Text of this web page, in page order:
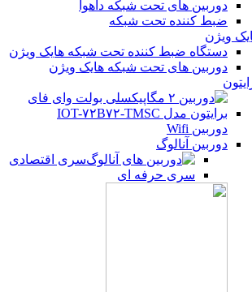
دوربین های تحت شبکه داهوا
ضبط کننده تحت شبکه
ویژن
دستگاه ضبط کننده تحت شبکه هایک ویژن
دوربین های تحت شبکه هایک ویژن
دوربین Wifi
دوربین آنالوگ
سری اقتصادی
سری حرفه ای